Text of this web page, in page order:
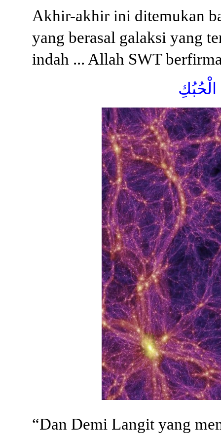
Akhir-akhir ini ditemukan
yang berasal galaksi yang
indah ... Allah SWT
“Dan Demi Langit yang